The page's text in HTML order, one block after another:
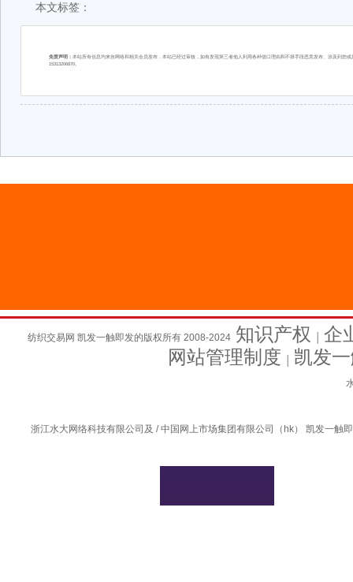
本文标签：
免责声明： 本站所有信息均来自网络和相关会员发布，本站已经过审核，如有发现第三者他人利用各种借口理由和不择手段恶意发布、涉及到
15313206870。
纺织交易网 凯发一触即发的版权所有 2008-2024 知识产权
企
网站管理制度
凯发
浙江水大网络科技有限公司及 / 中国网上市场集团有限公司（hk） 凯发一触